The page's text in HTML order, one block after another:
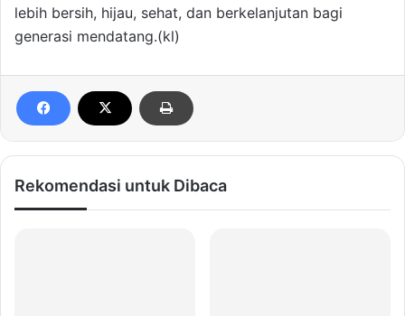
lebih bersih, hijau, sehat, dan berkelanjutan bagi
generasi mendatang.(kl)
Rekomendasi untuk Dibaca